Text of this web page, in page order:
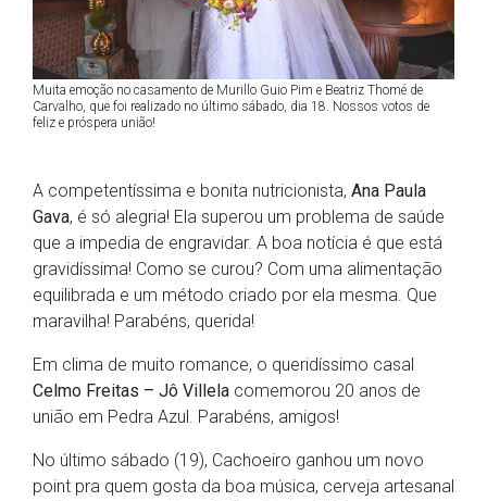
Muita emoção no casamento de Murillo Guio Pim e Beatriz Thomé de
Carvalho, que foi realizado no último sábado, dia 18. Nossos votos de
feliz e próspera união!
A competentíssima e bonita nutricionista, Ana Paula
Gava, é só alegria! Ela superou um problema de saúde
que a impedia de engravidar. A boa notícia é que está
gravidíssima! Como se curou? Com uma alimentação
equilibrada e um método criado por ela mesma. Que
maravilha! Parabéns, querida!
Em clima de muito romance, o queridíssimo casal
Celmo Freitas – Jô Villela comemorou 20 anos de
união em Pedra Azul. Parabéns, amigos!
No último sábado (19), Cachoeiro ganhou um novo
point pra quem gosta da boa música, cerveja artesanal